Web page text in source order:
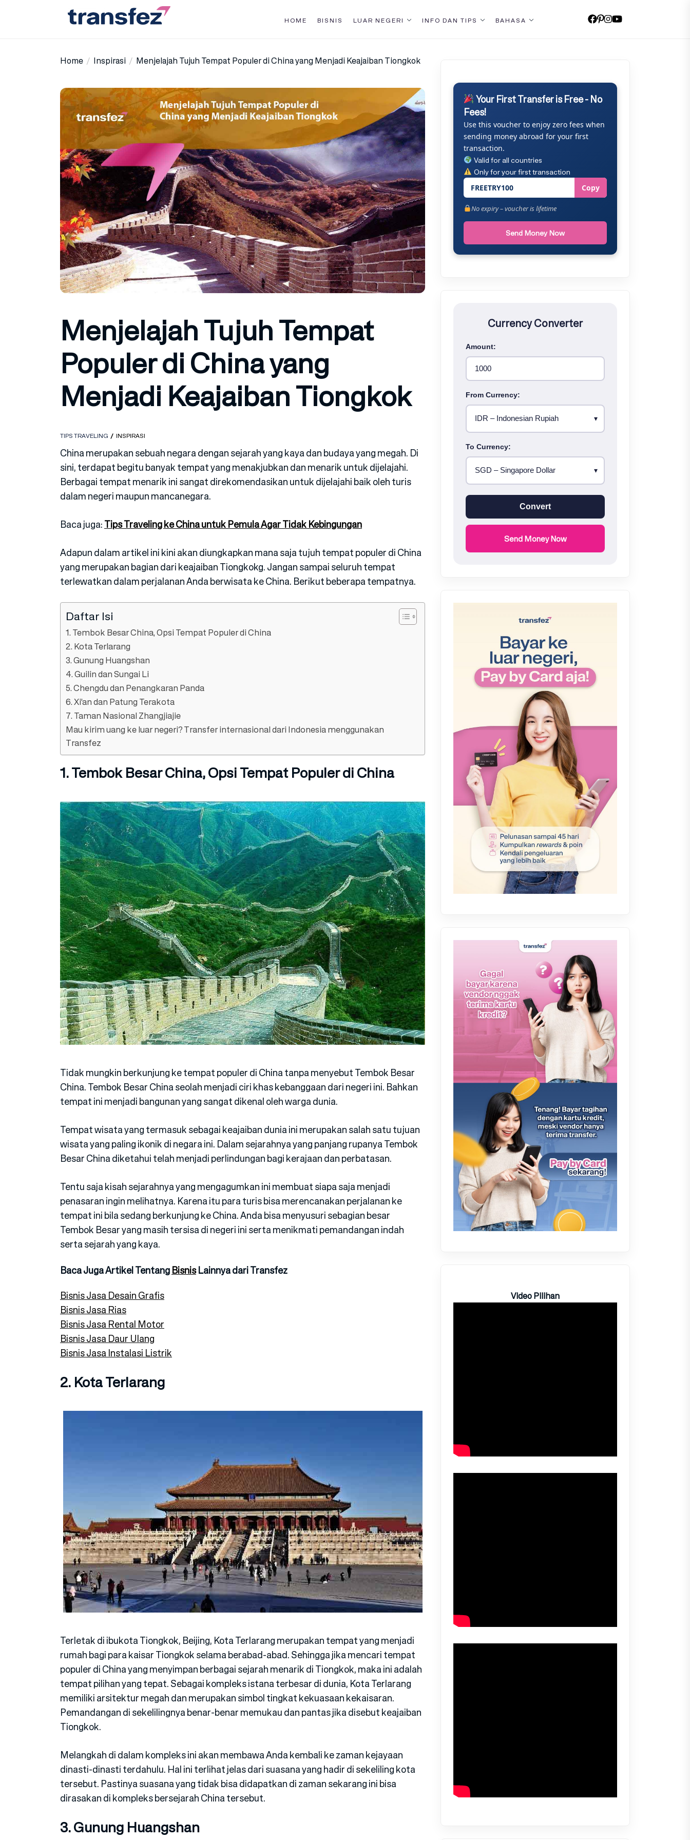
HOME BISNIS LUAR NEGERI INFO DAN TIPS BAHASA
Home Inspirasi Menjelajah Tujuh Tempat Populer di China yang Menjadi Keajaiban Tiongkok
Menjelajah Tujuh Tempat
Populer di China yang
Menjadi Keajaiban Tiongkok
TIPS TRAVELING INSPIRASI
China merupakan sebuah negara dengan sejarah yang kaya dan budaya yang megah. Di
sini, terdapat begitu banyak tempat yang menakjubkan dan menarik untuk dijelajahi.
Berbagai tempat menarik ini sangat direkomendasikan untuk dijelajahi baik oleh turis
dalam negeri maupun mancanegara.
Baca juga:Tips Traveling ke China untuk Pemula Agar Tidak Kebingungan
Adapun dalam artikel ini kini akan diungkapkan mana saja tujuh tempat populer di China
yang merupakan bagian dari keajaiban Tiongkokg. Jangan sampai seluruh tempat
terlewatkan dalam perjalanan Anda berwisata ke China. Berikut beberapa tempatnya.
Daftar Isi
1. Tembok Besar China, Opsi Tempat Populer di China
2. Kota Terlarang
3. Gunung Huangshan
4. Guilin dan Sungai Li
5. Chengdu dan Penangkaran Panda
6. Xi’an dan Patung Terakota
7. Taman Nasional Zhangjiajie
Mau kirim uang ke luar negeri? Transfer internasional dari Indonesia menggunakan
Transfez
1. Tembok Besar China, Opsi Tempat Populer di China
Tidak mungkin berkunjung ke tempat populer di China tanpa menyebut Tembok Besar
China. Tembok Besar China seolah menjadi ciri khas kebanggaan dari negeri ini. Bahkan
tempat ini menjadi bangunan yang sangat dikenal oleh warga dunia.
Tempat wisata yang termasuk sebagai keajaiban dunia ini merupakan salah satu tujuan
wisata yang paling ikonik di negara ini. Dalam sejarahnya yang panjang rupanya Tembok
Besar China diketahui telah menjadi perlindungan bagi kerajaan dan perbatasan.
Tentu saja kisah sejarahnya yang mengagumkan ini membuat siapa saja menjadi
penasaran ingin melihatnya. Karena itu para turis bisa merencanakan perjalanan ke
tempat ini bila sedang berkunjung ke China. Anda bisa menyusuri sebagian besar
Tembok Besar yang masih tersisa di negeri ini serta menikmati pemandangan indah
serta sejarah yang kaya.
Baca Juga Artikel TentangBisnisLainnya dari Transfez
Bisnis Jasa Desain Grafis
Bisnis Jasa Rias
Bisnis Jasa Rental Motor
Bisnis Jasa Daur Ulang
Bisnis Jasa Instalasi Listrik
2. Kota Terlarang
Terletak di ibukota Tiongkok, Beijing, Kota Terlarang merupakan tempat yang menjadi
rumah bagi para kaisar Tiongkok selama berabad-abad. Sehingga jika mencari tempat
populer di China yang menyimpan berbagai sejarah menarik di Tiongkok, maka ini adalah
tempat pilihan yang tepat. Sebagai kompleks istana terbesar di dunia, Kota Terlarang
memiliki arsitektur megah dan merupakan simbol tingkat kekuasaan kekaisaran.
Pemandangan di sekelilingnya benar-benar memukau dan pantas jika disebut keajaiban
Tiongkok.
Melangkah di dalam kompleks ini akan membawa Anda kembali ke zaman kejayaan
dinasti-dinasti terdahulu. Hal ini terlihat jelas dari suasana yang hadir di sekeliling kota
tersebut. Pastinya suasana yang tidak bisa didapatkan di zaman sekarang ini bisa
dirasakan di kompleks bersejarah China tersebut.
3. Gunung Huangshan
Your First Transfer is Free - No
Fees!
Use this voucher to enjoy zero fees when
sending money abroad for your first
transaction.
Valid for all countries
Only for your first transaction
FREETRY100 Copy
No expiry – voucher is lifetime
Send Money Now
Currency Converter
Amount:
From Currency:
To Currency:
Convert
Send Money Now
Video Pilihan